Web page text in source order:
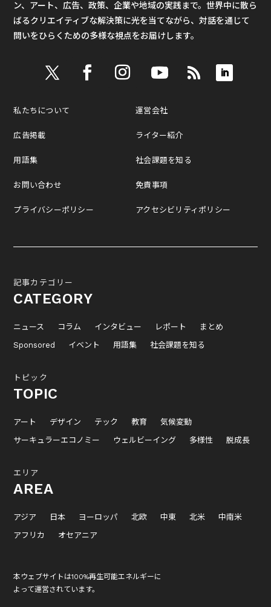
ン、アート、広告、政策、企業や地域の実践まで。世界中に散ら
ばるクリエイティブな解決策に光を当てながら、対話を通じて
問いをひらくための多様な視点をお届けします。
私たちについて
広告掲載
用語集
お問い合わせ
プライバシーポリシー
運営会社
ライター紹介
社会課題を知る
免責事項
アクセシビリティポリシー
記事カテゴリー
CATEGORY
ニュース コラム インタビュー レポート
まとめ
Sponsored
イベント 用語集 社会課題を知る
トピック
TOPIC
アート デザイン テック 教育
気候変動
サーキュラーエコノミー
ウェルビーイング 多様性 脱成長
エリア
AREA
アジア 日本 ヨーロッパ 北欧 中東 北米
中南米
アフリカ
オセアニア
本ウェブサイトは100%再生可能エネルギーに
よって運営されています。